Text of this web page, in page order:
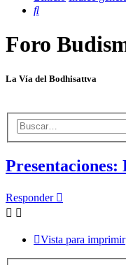
Buscar
Foro
La Vía del Bodhisattva
Responder
Vista para imprimir